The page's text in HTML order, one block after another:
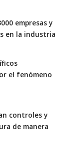
empresas y
en la industria
el fenómeno
controles y
de manera